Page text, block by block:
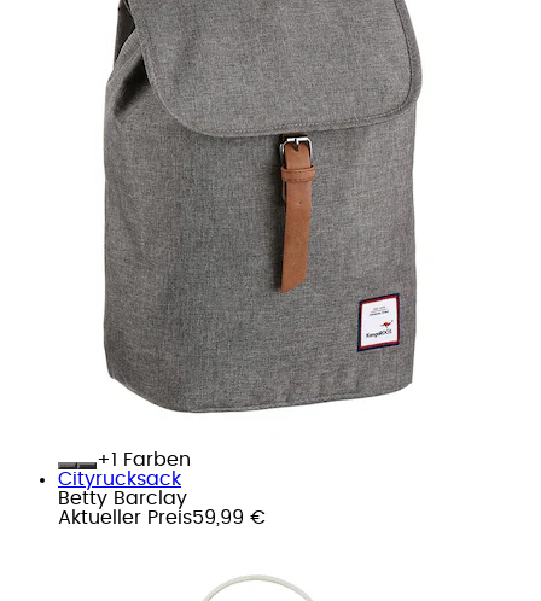
+
Farben
Cityrucksack
Betty Barclay
Aktueller Preis59,99 €